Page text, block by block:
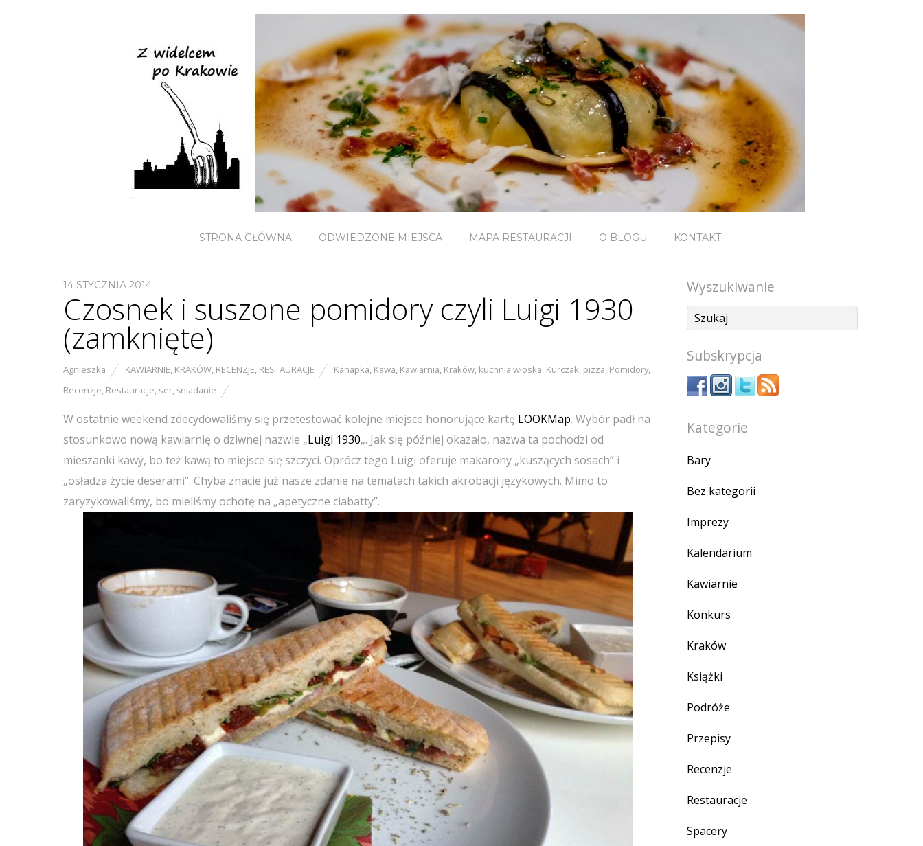
STRONA GŁÓWNA ODWIEDZONE MIEJSCA MAPA RESTAURACJI O BLOGU KONTAKT
14 STYCZNIA 2014
Czosnek i suszone pomidory czyli Luigi 1930
(zamknięte)
Agnieszka KAWIARNIE, KRAKÓW, RECENZJE, RESTAURACJE Kanapka, Kawa, Kawiarnia, Kraków, kuchnia włoska, Kurczak, pizza, Pomidory,
Recenzje, Restauracje, ser,śniadanie
W ostatnie weekend zdecydowaliśmy się przetestować kolejne miejsce honorujące kartę LOOKMap. Wybór padł na
stosunkowo nową kawiarnię o dziwnej nazwie „Luigi 1930„. Jak się później okazało, nazwa ta pochodzi od
mieszanki kawy, bo też kawą to miejsce się szczyci. Oprócz tego Luigi oferuje makarony „kuszących sosach” i
„osładza życie deserami”. Chyba znacie już nasze zdanie na tematach takich akrobacji językowych. Mimo to
zaryzykowaliśmy, bo mieliśmy ochotę na „apetyczne ciabatty”.
Wyszukiwanie
Subskrypcja
Kategorie
Bary
Bez kategorii
Imprezy
Kalendarium
Kawiarnie
Konkurs
Kraków
Książki
Podróże
Przepisy
Recenzje
Restauracje
Spacery